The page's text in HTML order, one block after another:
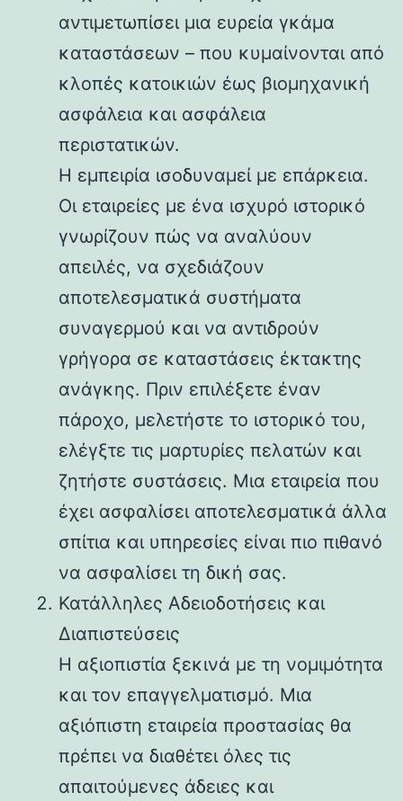
αντιμετωπίσει μια ευρεία γκάμα
καταστάσεων – που κυμαίνονται από
κλοπές κατοικιών έως βιομηχανική
ασφάλεια και ασφάλεια
περιστατικών.
Η εμπειρία ισοδυναμεί με επάρκεια.
Οι εταιρείες με ένα ισχυρό ιστορικό
γνωρίζουν πώς να αναλύουν
απειλές, να σχεδιάζουν
αποτελεσματικά συστήματα
συναγερμού και να αντιδρούν
γρήγορα σε καταστάσεις έκτακτης
ανάγκης. Πριν επιλέξετε έναν
πάροχο, μελετήστε το ιστορικό του,
ελέγξτε τις μαρτυρίες πελατών και
ζητήστε συστάσεις. Μια εταιρεία που
έχει ασφαλίσει αποτελεσματικά άλλα
σπίτια και υπηρεσίες είναι πιο πιθανό
να ασφαλίσει τη δική σας.
Κατάλληλες Αδειοδοτήσεις και
Διαπιστεύσεις
Η αξιοπιστία ξεκινά με τη νομιμότητα
και τον επαγγελματισμό. Μια
αξιόπιστη εταιρεία προστασίας θα
πρέπει να διαθέτει όλες τις
απαιτούμενες άδειες και